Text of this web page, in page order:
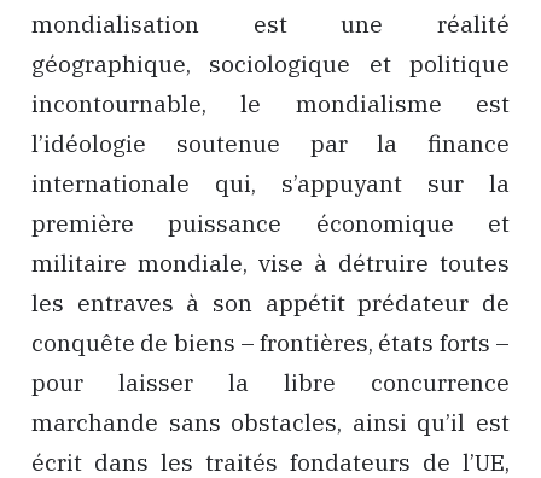
mondialisation est une réalité
géographique, sociologique et politique
incontournable, le mondialisme est
l’idéologie soutenue par la finance
internationale qui, s’appuyant sur la
première puissance économique et
militaire mondiale, vise à détruire toutes
les entraves à son appétit prédateur de
conquête de biens – frontières, états forts –
pour laisser la libre concurrence
marchande sans obstacles, ainsi qu’il est
écrit dans les traités fondateurs de l’UE,